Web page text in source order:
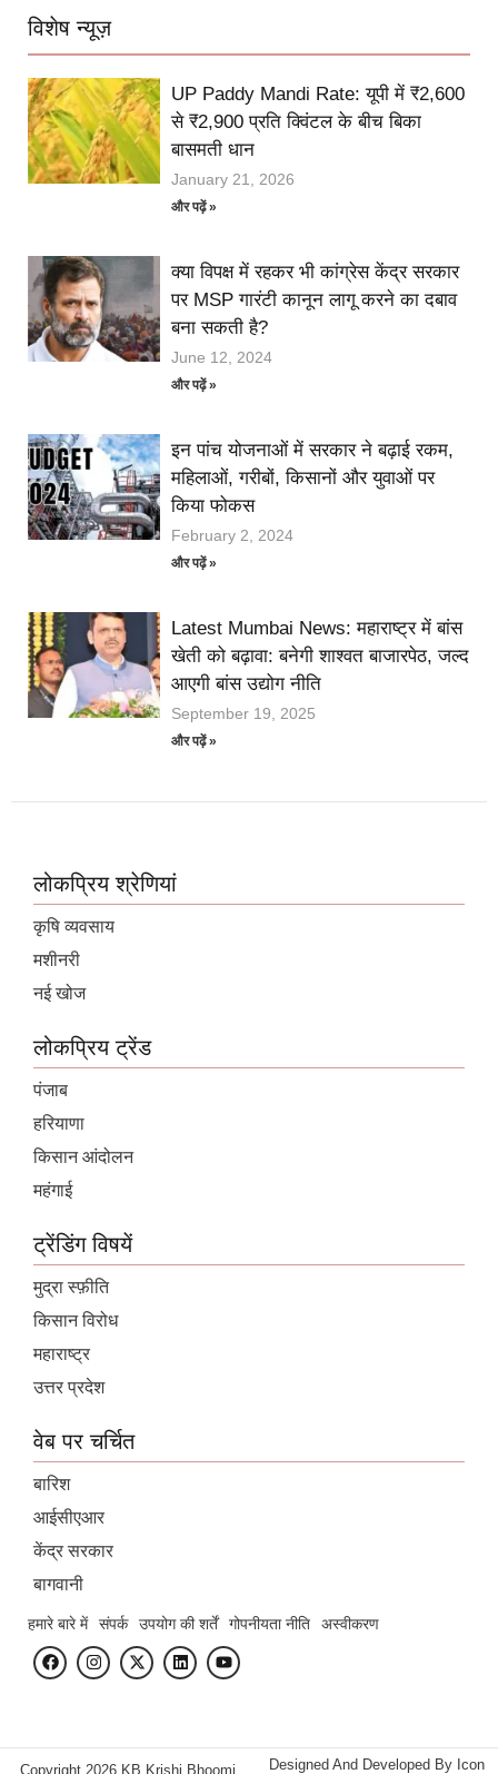
विशेष न्यूज़
UP Paddy Mandi Rate: यूपी में ₹2,600
से ₹2,900 प्रति क्विंटल के बीच बिका
बासमती धान
January 21, 2026
और पढ़ें »
क्या विपक्ष में रहकर भी कांग्रेस केंद्र सरकार
पर MSP गारंटी कानून लागू करने का दबाव
बना सकती है?
June 12, 2024
और पढ़ें »
इन पांच योजनाओं में सरकार ने बढ़ाई रकम,
महिलाओं, गरीबों, किसानों और युवाओं पर
किया फोकस
February 2, 2024
और पढ़ें »
Latest Mumbai News: महाराष्ट्र में बांस
खेती को बढ़ावा: बनेगी शाश्वत बाजारपेठ, जल्द
आएगी बांस उद्योग नीति
September 19, 2025
और पढ़ें »
लोकप्रिय श्रेणियां
कृषि व्यवसाय
मशीनरी
नई खोज
लोकप्रिय ट्रेंड
पंजाब
हरियाणा
किसान आंदोलन
महंगाई
ट्रेंडिंग विषयें
मुद्रा स्फ़ीति
किसान विरोध
महाराष्ट्र
उत्तर प्रदेश
वेब पर चर्चित
बारिश
आईसीएआर
केंद्र सरकार
बागवानी
हमारे बारे में संपर्क उपयोग की शर्तें गोपनीयता नीति अस्वीकरण
Copyright 2026 KB Krishi Bhoomi. Designed And Developed By Icon